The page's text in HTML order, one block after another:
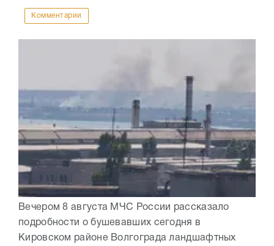
Комментарии
Вечером 8 августа МЧС России рассказало
подробности о бушевавших сегодня в
Кировском районе Волгограда ландшафтных